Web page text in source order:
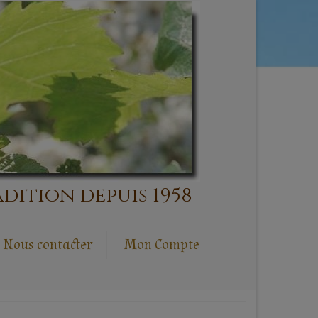
depuis 1958
Nous contacter Mon Compte